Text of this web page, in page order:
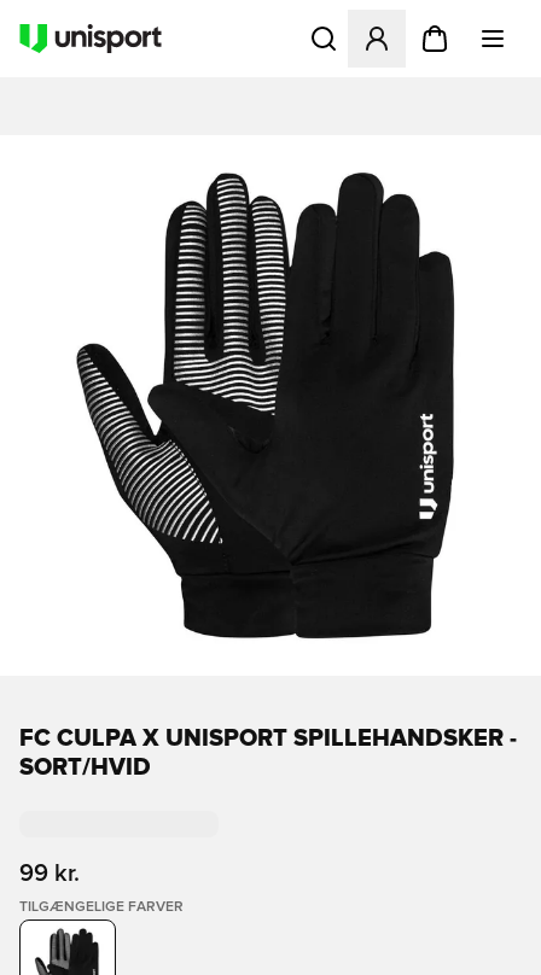
Åbner en Modal til at
FC CULPA X UNISPORT SPILLEHANDSKER -
SORT/HVID
99 kr.
TILGÆNGELIGE FARVER